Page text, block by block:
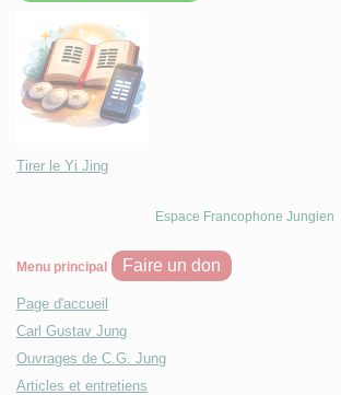
Tirer le Yi Jing
Espace Francophone Jungien
Menu principal Faire un don
Page d'accueil
Carl Gustav Jung
Ouvrages de C.G. Jung
Articles et entretiens